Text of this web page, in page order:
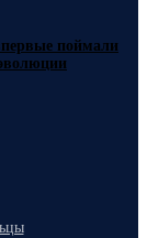
поймали